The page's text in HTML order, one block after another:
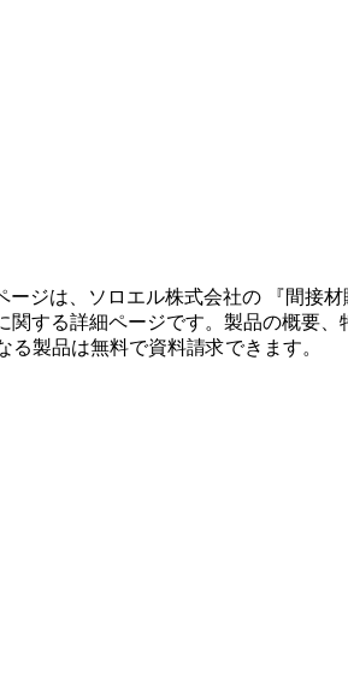
ジは、 ソロエル株式会社の 『間接材
関する詳細ページです。製品の概要、
製品は無料で資料請求できます。